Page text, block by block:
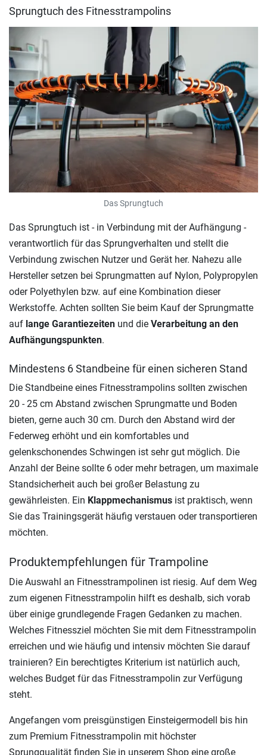
Sprungtuch des Fitnesstrampolins
Das Sprungtuch
Das Sprungtuch ist - in Verbindung mit der Aufhängung -
verantwortlich für das Sprungverhalten und stellt die
Verbindung zwischen Nutzer und Gerät her. Nahezu alle
Hersteller setzen bei Sprungmatten auf Nylon, Polypropylen
oder Polyethylen bzw. auf eine Kombination dieser
Werkstoffe. Achten sollten Sie beim Kauf der Sprungmatte
auf lange Garantiezeiten und die Verarbeitung an den
Aufhängungspunkten.
Mindestens 6 Standbeine für einen sicheren Stand
Die Standbeine eines Fitnesstrampolins sollten zwischen
20 - 25 cm Abstand zwischen Sprungmatte und Boden
bieten, gerne auch 30 cm. Durch den Abstand wird der
Federweg erhöht und ein komfortables und
gelenkschonendes Schwingen ist sehr gut möglich. Die
Anzahl der Beine sollte 6 oder mehr betragen, um maximale
Standsicherheit auch bei großer Belastung zu
gewährleisten. Ein Klappmechanismus ist praktisch, wenn
Sie das Trainingsgerät häufig verstauen oder transportieren
möchten.
Produktempfehlungen für Trampoline
Die Auswahl an Fitnesstrampolinen ist riesig. Auf dem Weg
zum eigenen Fitnesstrampolin hilft es deshalb, sich vorab
über einige grundlegende Fragen Gedanken zu machen.
Welches Fitnessziel möchten Sie mit dem Fitnesstrampolin
erreichen und wie häufig und intensiv möchten Sie darauf
trainieren? Ein berechtigtes Kriterium ist natürlich auch,
welches Budget für das Fitnesstrampolin zur Verfügung
steht.
Angefangen vom preisgünstigen Einsteigermodell bis hin
zum Premium Fitnesstrampolin mit höchster
Sprungqualität finden Sie in unserem Shop eine große